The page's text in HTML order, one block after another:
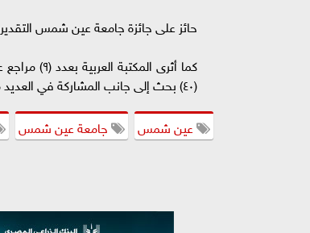
حائز على جائزة جامعة عين شمس التقديرية ٢٠٢٣ في العلوم
كما أثرى
(٤٠) بحث إلى جانب المشاركة في العديد من المشاريع البحثية والقومية في المجال الزراعي.
عين شمس
جامعة عين شمس